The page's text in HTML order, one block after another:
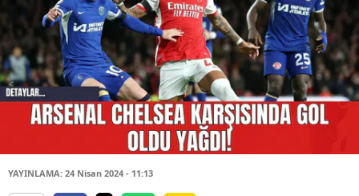
YAYINLAMA: 24 Nisan 2024 - 11:13